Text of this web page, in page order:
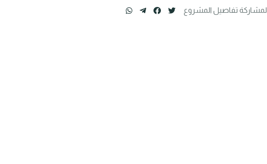
لمشاركة تفاصيل المشروع